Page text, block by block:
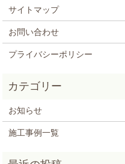
サイトマップ
お問い合わせ
プライバシーポリシー
お知らせ
施工事例一覧